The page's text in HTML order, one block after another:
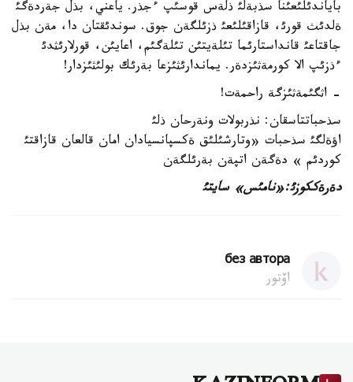
باياندئلئعئنا سذبةلئ ذلةس قوسئپ ءجذر. ياعني، بذل جةردةگئ
ةلدئث قورئ، قازاقئلئعئ ذزئلگةن جوق. سوندئقتان دا، مةن بذل
جاقتاعئ قانداستارئما تئلةيتئن تئلةگئم، اعايئن، قورلارئثدئ
ءذزئپ الا كورمةثئزدةر. يماندارئثئزعا بةرئك بولئثئزدار!
- اثگئمةثئزگة راحمةت!
سذحباتتاسقان: نذربولات ونةرحان ذلئ
اؤةلگئ سذحبات «وتارشئلئق ةكسپانسيادان امان قالعان قازاقتئ
كوردئم » دةگةن اتپةن بةرئلگةن
دةرةككوزئ:«نامئس» سايتئ
без автора
اۆتور